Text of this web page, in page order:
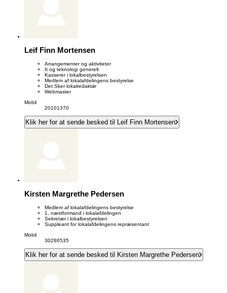
Leif Finn Mortensen
Arrangementer og aktiviteter
It og teknologi generelt
Kasserer i lokalbestyrelsen
Medlem af lokalafdelingens bestyrelse
Det Sker lokalredaktør
Webmaster
Mobil
20101370
Klik her for at sende besked til Leif Finn Mortensen
Kirsten Margrethe Pedersen
Medlem af lokalafdelingens bestyrelse
1. næstformand i lokalafdelingen
Sekretær i lokalbestyrelsen
Suppleant for lokalafdelingens repræsentant
Mobil
30286535
Klik her for at sende besked til Kirsten Margrethe Pedersen